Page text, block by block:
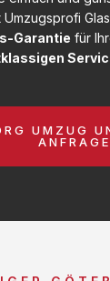
Garantie für
UMZUG